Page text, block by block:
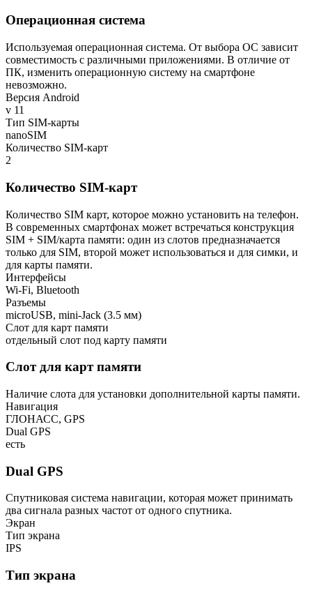
Операционная система
Используемая операционная система. От выбора ОС зависит
совместимость с различными приложениями. В отличие от
ПК, изменить операционную систему на смартфоне
невозможно.
Версия Android
v 11
Тип SIM-карты
nanoSIM
Количество SIM-карт
2
Количество SIM-карт
Количество SIM карт, которое можно установить на телефон.
В современных смартфонах может встречаться конструкция
SIM + SIM/карта памяти: один из слотов предназначается
только для SIM, второй может использоваться и для симки, и
для карты памяти.
Интерфейсы
Wi-Fi, Bluetooth
Разъемы
microUSB, mini-Jack (3.5 мм)
Слот для карт памяти
отдельный слот под карту памяти
Слот для карт памяти
Наличие слота для установки дополнительной карты памяти.
Навигация
ГЛОНАСС, GPS
Dual GPS
есть
Dual GPS
Cпутниковая система навигации, которая может принимать
два сигнала разных частот от одного спутника.
Экран
Тип экрана
IPS
Тип экрана